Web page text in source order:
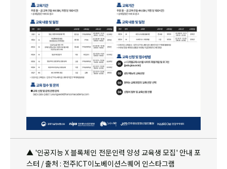
▲ '인공지능 X 블록체인 전문인력 양성 교육생 모집' 안내 포
스터 / 출처 : 전주ICT이노베이션스퀘어 인스타그램